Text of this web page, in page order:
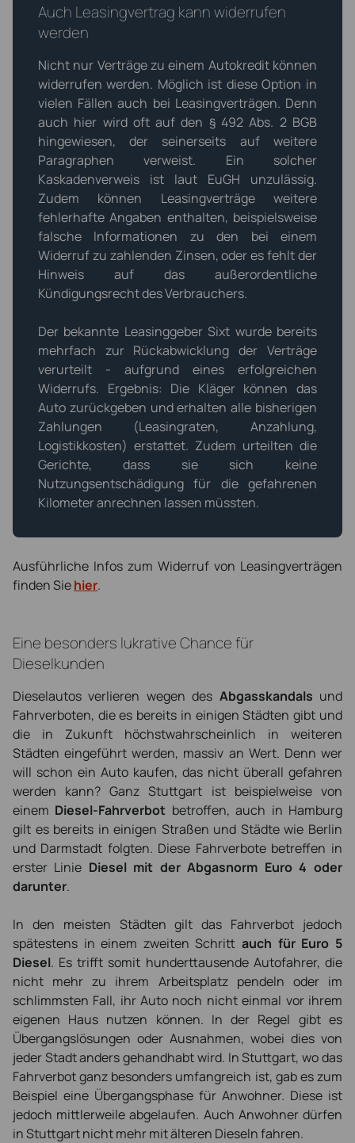
Auch Leasingvertrag kann widerrufen
werden
Nicht nur Verträge zu einem Autokredit können
widerrufen werden. Möglich ist diese Option in
vielen Fällen auch bei Leasingverträgen. Denn
auch hier wird oft auf den § 492 Abs. 2 BGB
hingewiesen, der seinerseits auf weitere
Paragraphen verweist. Ein solcher
Kaskadenverweis ist laut EuGH unzulässig.
Zudem können Leasingverträge weitere
fehlerhafte Angaben enthalten, beispielsweise
falsche Informationen zu den bei einem
Widerruf zu zahlenden Zinsen, oder es fehlt der
Hinweis auf das außerordentliche
Kündigungsrecht des Verbrauchers.
Der bekannte Leasinggeber Sixt wurde bereits
mehrfach zur Rückabwicklung der Verträge
verurteilt - aufgrund eines erfolgreichen
Widerrufs. Ergebnis: Die Kläger können das
Auto zurückgeben und erhalten alle bisherigen
Zahlungen (Leasingraten, Anzahlung,
Logistikkosten) erstattet. Zudem urteilten die
Gerichte, dass sie sich keine
Nutzungsentschädigung für die gefahrenen
Kilometer anrechnen lassen müssten.
Ausführliche Infos zum Widerruf von Leasingverträgen
finden Siehier.
Eine besonders lukrative Chance für
Dieselkunden
Dieselautos verlieren wegen des Abgasskandals und
Fahrverboten, die es bereits in einigen Städten gibt und
die in Zukunft höchstwahrscheinlich in weiteren
Städten eingeführt werden, massiv an Wert. Denn wer
will schon ein Auto kaufen, das nicht überall gefahren
werden kann? Ganz Stuttgart ist beispielweise von
einem Diesel-Fahrverbot betroffen, auch in Hamburg
gilt es bereits in einigen Straßen und Städte wie Berlin
und Darmstadt folgten. Diese Fahrverbote betreffen in
erster Linie Diesel mit der Abgasnorm Euro 4 oder
darunter.
In den meisten Städten gilt das Fahrverbot jedoch
spätestens in einem zweiten Schrittauch für Euro 5
Diesel. Es trifft somit hunderttausende Autofahrer, die
nicht mehr zu ihrem Arbeitsplatz pendeln oder im
schlimmsten Fall, ihr Auto noch nicht einmal vor ihrem
eigenen Haus nutzen können. In der Regel gibt es
Übergangslösungen oder Ausnahmen, wobei dies von
jeder Stadt anders gehandhabt wird. In Stuttgart, wo das
Fahrverbot ganz besonders umfangreich ist, gab es zum
Beispiel eine Übergangsphase für Anwohner. Diese ist
jedoch mittlerweile abgelaufen. Auch Anwohner dürfen
in Stuttgart nicht mehr mit älteren Dieseln fahren.